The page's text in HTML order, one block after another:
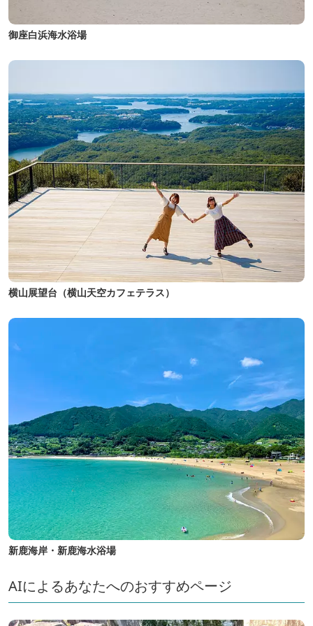
御座白浜海水浴場
横山展望台（横山天空カフェテラス）
新鹿海岸・新鹿海水浴場
AIによるあなたへのおすすめページ